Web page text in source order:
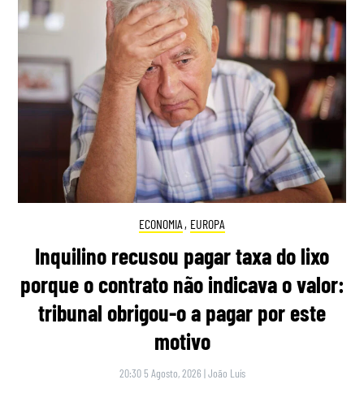
ECONOMIA , EUROPA
Inquilino recusou pagar taxa do lixo
porque o contrato não indicava o valor:
tribunal obrigou-o a pagar por este
motivo
20:30 5 Agosto, 2026 |João Luís